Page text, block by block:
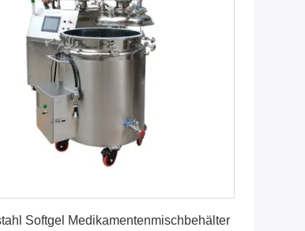
Softgel Medikamentenmischbehälter